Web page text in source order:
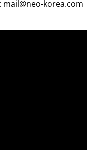
: mail@neo-korea.com